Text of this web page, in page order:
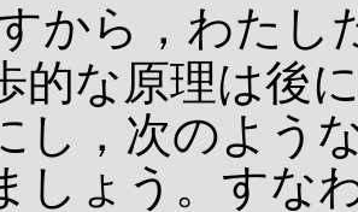
から，わたし
的な原理は後
し，次のよう
しょう。すな